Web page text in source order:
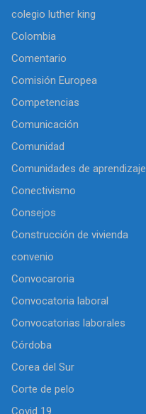
colegio luther king
Colombia
Comentario
Comisión Europea
Competencias
Comunicación
Comunidad
Comunidades de aprendizaje
Conectivismo
Consejos
Construcción de vivienda
convenio
Convocaroria
Convocatoria laboral
Convocatorias laborales
Córdoba
Corea del Sur
Corte de pelo
Covid 19